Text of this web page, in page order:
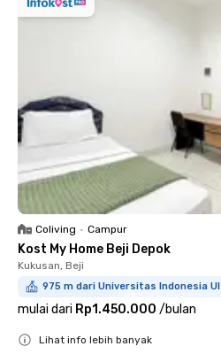
Coliving • Campur
Kost My Home Beji Depok
Kukusan, Beji
975 m dari Universitas Indonesia UI
mulai dari Rp1.450.000 /bulan
Lihat info lebih banyak